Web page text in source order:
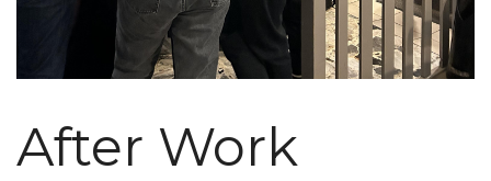
After Work